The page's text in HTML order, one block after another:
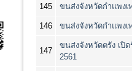
145 ขนส่งจังหวัดกำแพง
146 ขนส่งจังหวัดกำแพง
147
ขนส่งจังหวัดตรัง เปิ
2561